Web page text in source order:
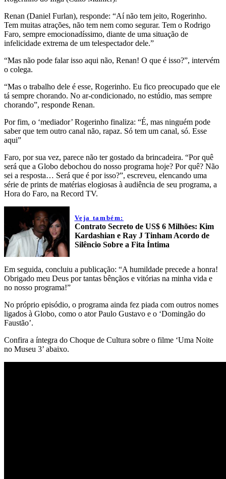
Renan (Daniel Furlan), responde: “Aí não tem jeito, Rogerinho.
Tem muitas atrações, não tem nem como segurar. Tem o Rodrigo
Faro, sempre emocionadíssimo, diante de uma situação de
infelicidade extrema de um telespectador dele.”
“Mas não pode falar isso aqui não, Renan! O que é isso?”, intervém
o colega.
“Mas o trabalho dele é esse, Rogerinho. Eu fico preocupado que ele
tá sempre chorando. No ar-condicionado, no estúdio, mas sempre
chorando”, responde Renan.
Por fim, o ‘mediador’ Rogerinho finaliza: “É, mas ninguém pode
saber que tem outro canal não, rapaz. Só tem um canal, só. Esse
aqui”
Faro, por sua vez, parece não ter gostado da brincadeira. “Por quê
será que a Globo debochou do nosso programa hoje? Por quê? Não
sei a resposta… Será que é por isso?”, escreveu, elencando uma
série de prints de matérias elogiosas à audiência de seu programa, a
Hora do Faro, na Record TV.
Veja também:
Contrato Secreto de US$ 6 Milhões: Kim
Kardashian e Ray J Tinham Acordo de
Silêncio Sobre a Fita Íntima
Em seguida, concluiu a publicação: “A humildade precede a honra!
Obrigado meu Deus por tantas bênçãos e vitórias na minha vida e
no nosso programa!”
No próprio episódio, o programa ainda fez piada com outros nomes
ligados à Globo, como o ator Paulo Gustavo e o ‘Domingão do
Faustão’.
Confira a íntegra do Choque de Cultura sobre o filme ‘Uma Noite
no Museu 3’ abaixo.